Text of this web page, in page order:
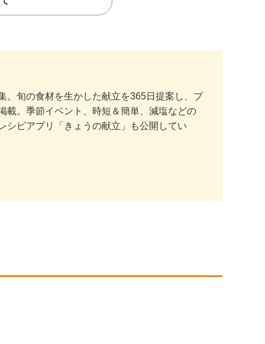
。旬の食材を生かした献立を365日提案し、プ
載。季節イベント、時短＆簡単、減塩などの
シピアプリ「きょうの献立」も公開してい